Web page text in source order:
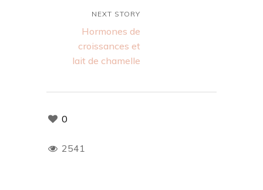
NEXT STORY
Hormones de
croissances et
lait de chamelle
0
2541